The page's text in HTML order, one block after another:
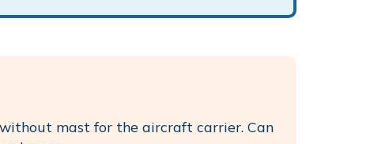
mast for the aircraft carrier. Can